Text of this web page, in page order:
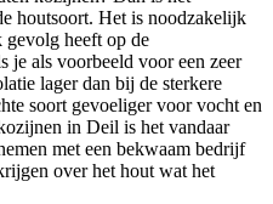
houtsoort. Het is noodzakelijk
heeft op de
als voorbeeld voor een zeer
lager dan bij de sterkere
soort gevoeliger voor vocht en
in Deil is het vandaar
met een bekwaam bedrijf
over het hout wat het